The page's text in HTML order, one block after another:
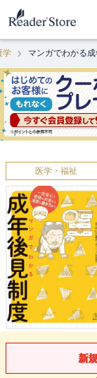
学 マンガでわかる
医学・福祉
新